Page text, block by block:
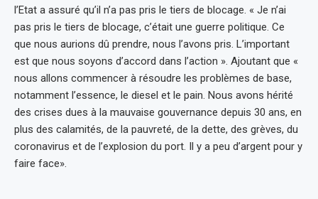
l’Etat a assuré qu’il n’a pas pris le tiers de blocage. « Je n’ai
pas pris le tiers de blocage, c’était une guerre politique. Ce
que nous aurions dû prendre, nous l’avons pris. L’important
est que nous soyons d’accord dans l’action ». Ajoutant que «
nous allons commencer à résoudre les problèmes de base,
notamment l’essence, le diesel et le pain. Nous avons hérité
des crises dues à la mauvaise gouvernance depuis 30 ans, en
plus des calamités, de la pauvreté, de la dette, des grèves, du
coronavirus et de l’explosion du port. Il y a peu d’argent pour y
faire face».